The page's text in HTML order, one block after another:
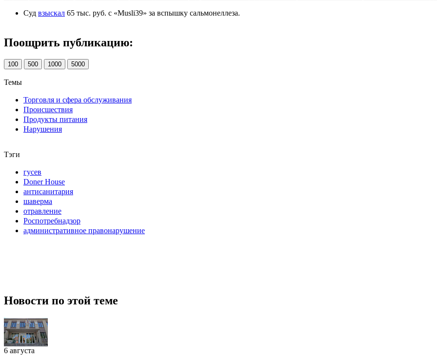
Суд взыскал 65 тыс. руб. с «Musli39» за вспышку сальмонеллеза.
Поощрить публикацию:
100 500 1000 5000
Темы
Торговля и сфера обслуживания
Происшествия
Продукты питания
Нарушения
Тэги
гусев
Doner House
антисанитария
шаверма
отравление
Роспотребнадзор
административное правонарушение
Новости по этой теме
6 августа